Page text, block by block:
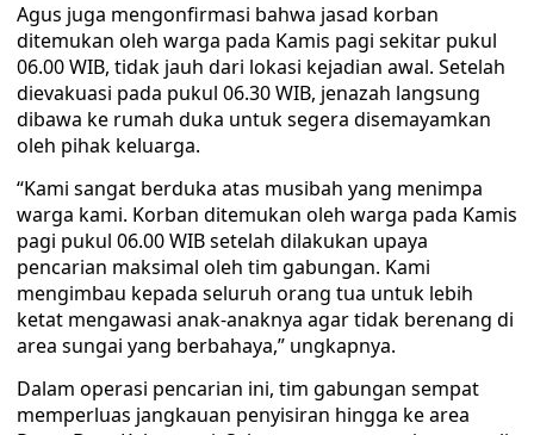
Agus juga mengonfirmasi bahwa jasad korban
ditemukan oleh warga pada Kamis pagi sekitar pukul
06.00 WIB, tidak jauh dari lokasi kejadian awal. Setelah
dievakuasi pada pukul 06.30 WIB, jenazah langsung
dibawa ke rumah duka untuk segera disemayamkan
oleh pihak keluarga.
“Kami sangat berduka atas musibah yang menimpa
warga kami. Korban ditemukan oleh warga pada Kamis
pagi pukul 06.00 WIB setelah dilakukan upaya
pencarian maksimal oleh tim gabungan. Kami
mengimbau kepada seluruh orang tua untuk lebih
ketat mengawasi anak-anaknya agar tidak berenang di
area sungai yang berbahaya,” ungkapnya.
Dalam operasi pencarian ini, tim gabungan sempat
memperluas jangkauan penyisiran hingga ke area